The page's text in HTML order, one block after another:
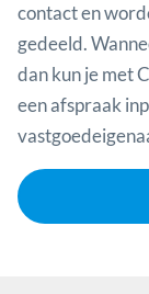
contact en
gedeeld.
dan kun je met
een afspraak